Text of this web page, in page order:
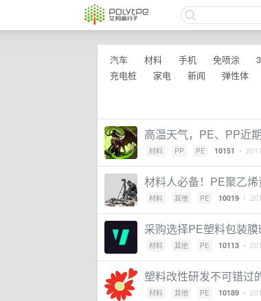
汽车 材料 手机 免喷涂
充电桩
家电 新闻 弹性体
高温天气，PE、PP近期
材料 PP PE 10151 •
材料人必备！PE聚乙
材料 其他 PE 10019 •
采购选择PE塑料包装膜
材料 其他 PE 10113 •
塑料改性研发不可错过
材料 其他 PE 10189 •